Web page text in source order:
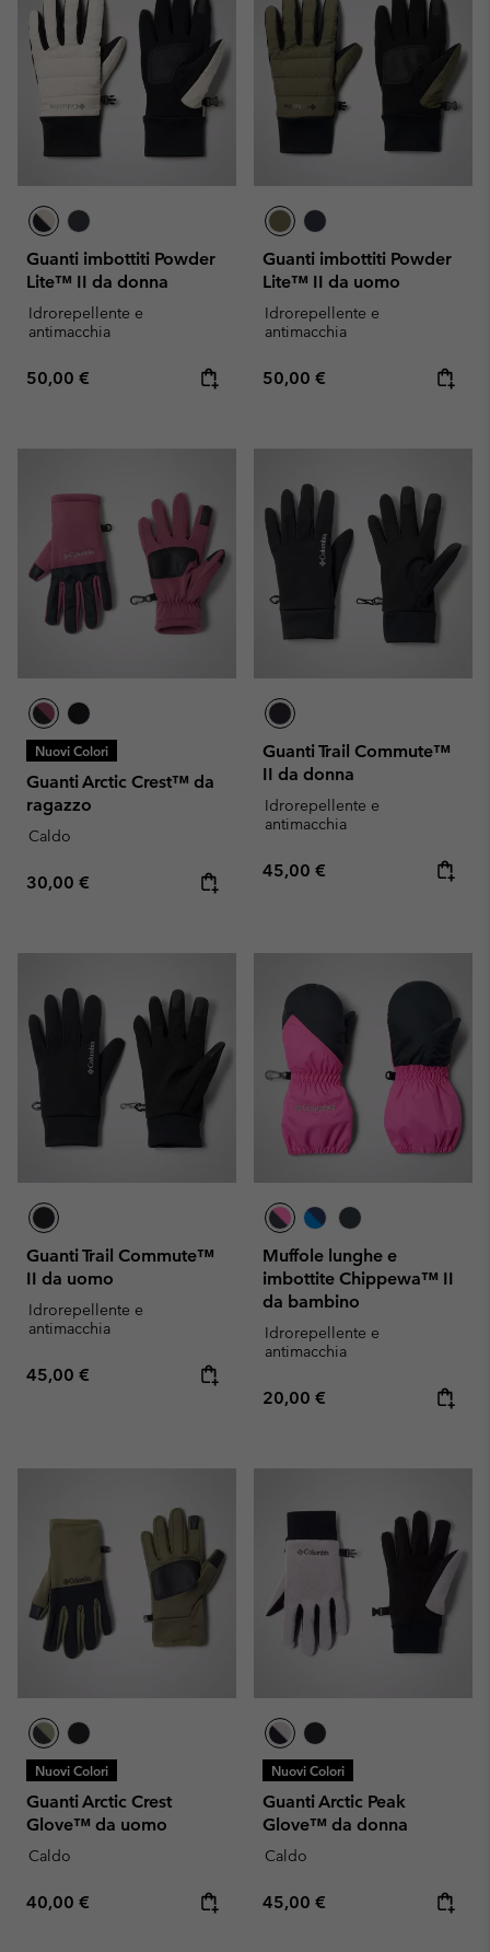
Guanti imbottiti Powder
Lite™ II da donna
Idrorepellente e
antimacchia
Regular price:
50,00 €
Guanti imbottiti Powder
Lite™ II da uomo
Idrorepellente e
antimacchia
Regular price:
50,00 €
Nuovi Colori
Guanti Arctic Crest™ da
ragazzo
Caldo
Regular price:
30,00 €
Guanti Trail Commute™
II da donna
Idrorepellente e
antimacchia
Regular price:
45,00 €
Guanti Trail Commute™
II da uomo
Idrorepellente e
antimacchia
Regular price:
45,00 €
Muffole lunghe e
imbottite Chippewa™ II
da bambino
Idrorepellente e
antimacchia
Regular price:
20,00 €
Nuovi Colori
Guanti Arctic Crest
Glove™ da uomo
Caldo
Regular price:
40,00 €
Nuovi Colori
Guanti Arctic Peak
Glove™ da donna
Caldo
Regular price:
45,00 €